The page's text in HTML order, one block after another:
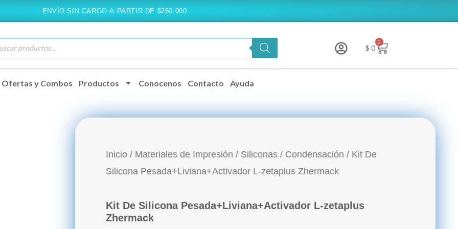
ENVÍO SIN CARGO A PARTIR DE $250.000
$ 0
0
Carrito
Ofertas y Combos Productos Conocenos Contacto Ayuda
Inicio / Materiales de Impresión / Siliconas / Condensación / Kit De
Silicona Pesada+Liviana+Activador L-zetaplus Zhermack
Kit De Silicona Pesada+Liviana+Activador L-zetaplus
Zhermack